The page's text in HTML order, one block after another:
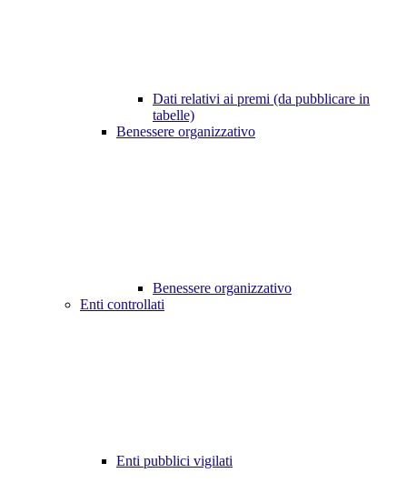
Dati relativi ai premi (da pubblicare in
tabelle)
Benessere organizzativo
Benessere organizzativo
Enti controllati
Enti pubblici vigilati